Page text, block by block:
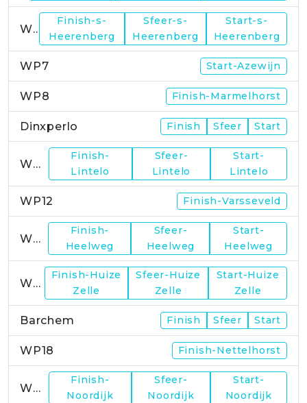
WP6
Finish-s-
Heerenberg
Sfeer-s-
Heerenberg
Start-s-
Heerenberg
WP7 Start-Azewijn
WP8 Finish-Marmelhorst
Dinxperlo Finish Sfeer Start
WP11
Finish-
Lintelo
Sfeer-
Lintelo
Start-
Lintelo
WP12 Finish-Varsseveld
WP13
Finish-
Heelweg
Sfeer-
Heelweg
Start-
Heelweg
WP15
Finish-Huize
Zelle
Sfeer-Huize
Zelle
Start-Huize
Zelle
Barchem Finish Sfeer Start
WP18 Finish-Nettelhorst
WP19
Finish-
Noordijk
Sfeer-
Noordijk
Start-
Noordijk